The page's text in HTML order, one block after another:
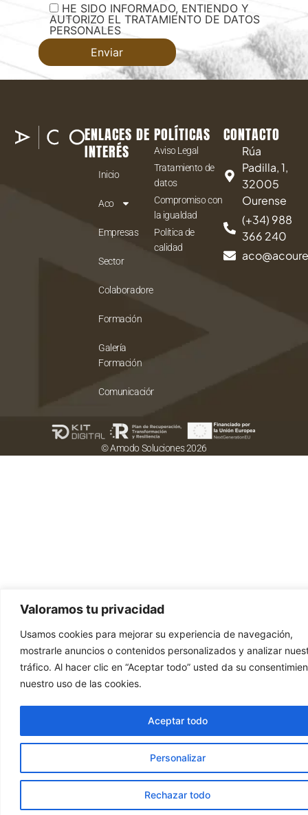
Valoramos tu privacidad
Usamos cookies para mejorar su experiencia de navegación,
mostrarle anuncios o contenidos personalizados y analizar
tráfico. Al hacer clic en “Aceptar todo” usted da su
nuestro uso de las cookies.
Personalizar
Rechazar todo
Aceptar todo
HE SIDO INFORMADO, ENTIENDO Y
AUTORIZO EL TRATAMIENTO DE DATOS
PERSONALES
ENLACES DE
INTERÉS
Inicio
Aco
Empresas
Sector
Colaboradores
Formación
Galería
Formación
Comunicación
POLÍTICAS
Aviso Legal
Tratamiento de
datos
Compromiso con
la igualdad
Política de
calidad
CONTACTO
Rúa
Padilla, 1,
32005
Ourense
(+34) 988
366 240
© Amodo Soluciones 2026